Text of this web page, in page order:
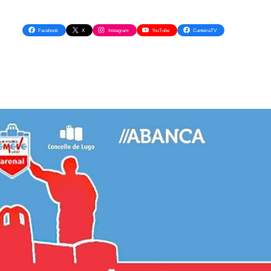
Facebook X Instagram YouTube CanteiraTV